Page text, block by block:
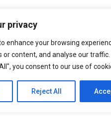
privacy
enhance your browsing
or content, and analyse our traffic.
you consent to our use of
Reject All
Temos por Missão
cultura organizacional,
nos atualizados face ao
níveis de eficiência e de
nossa larga